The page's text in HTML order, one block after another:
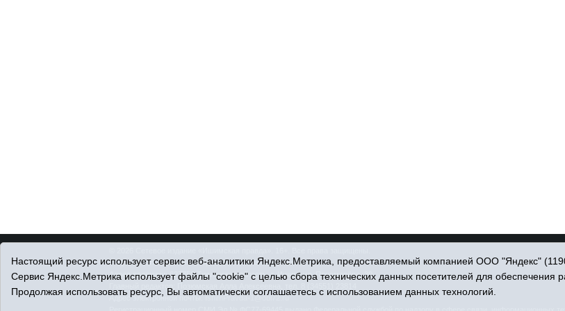
© При использовании материалов ссылка обязательна.
Адрес редакции: 627750 Тюменская область, г. Ишим, ул. Пономарёва, 39.
Адрес электронной почты:IshimPravda-1@obl72.ru
Настоящий ресурс использует сервис веб-аналитики Яндекс.Метрика, предоставляемый компанией ООО "Яндекс"
Сервис Яндекс.Метрика использует файлы "cookie" с целью сбора технических данных посетителей для обеспечения
Продолжая использовать ресурс, Вы автоматически соглашаетесь с использованием данных технологий.